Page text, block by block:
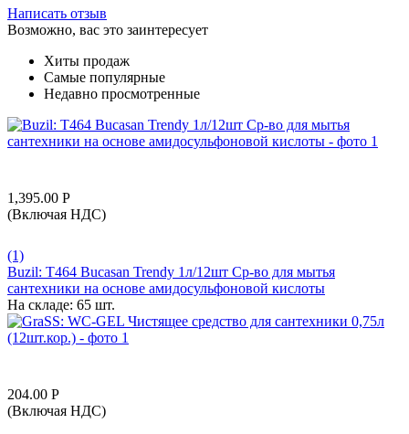
Написать отзыв
Возможно, вас это заинтересует
Хиты продаж
Самые популярные
Недавно просмотренные
1,395.00 Р
(Включая НДС)
(1)
Buzil: T464 Bucasan Trendy 1л/12шт Ср-во для мытья
сантехники на основе амидосульфоновой кислоты
На складе: 65 шт.
204.00 Р
(Включая НДС)